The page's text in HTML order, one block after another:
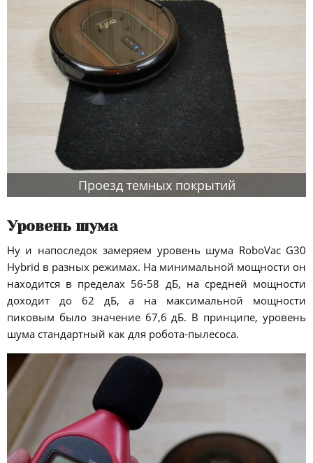
Проезд темных покрытий
Уровень шума
Ну и напоследок замеряем уровень шума RoboVac G30
Hybrid в разных режимах. На минимальной мощности он
находится в пределах 56-58 дБ, на средней мощности
доходит до 62 дБ, а на максимальной мощности
пиковым было значение 67,6 дБ. В принципе, уровень
шума стандартный как для робота-пылесоса.